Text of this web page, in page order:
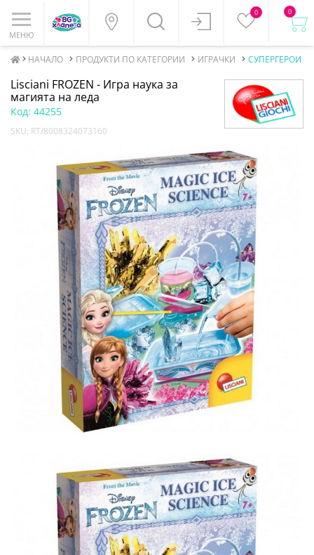
МЕНЮ
0 0
НАЧАЛО ПРОДУКТИ ПО КАТЕГОРИИ ИГРАЧКИ СУПЕРГЕРОИ
Lisciani FROZEN - Игра наука за
магията на леда
Код: 44255
SKU: RT/8008324073160